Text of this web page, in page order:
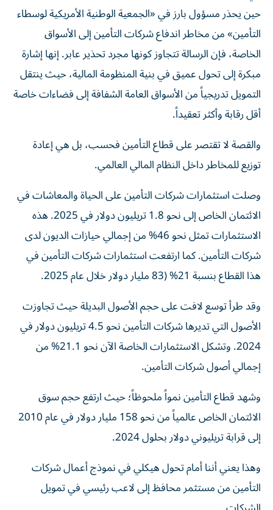
حين يحذر مسؤول بارز في «الجمعية الوطنية الأمريكية لوسطاء
التأمين» من مخاطر اندفاع شركات التأمين إلى الأسواق
الخاصة، فإن الرسالة تتجاوز كونها مجرد تحذير عابر. إنها إشارة
مبكرة إلى تحول عميق في بنية المنظومة المالية، حيث ينتقل
التمويل تدريجياً من الأسواق العامة الشفافة إلى فضاءات خاصة
أقل رقابة وأكثر تعقيداً.
والقصة لا تقتصر على قطاع التأمين فحسب، بل هي إعادة
توزيع للمخاطر داخل النظام المالي العالمي.
وصلت استثمارات شركات التأمين على الحياة والمعاشات في
الائتمان الخاص إلى نحو 1.8 تريليون دولار في 2025. هذه
الاستثمارات تمثل نحو 46% من إجمالي حيازات الديون لدى
شركات التأمين. كما ارتفعت استثمارات شركات التأمين في
هذا القطاع بنسبة 21% (83 مليار دولار خلال عام 2025.
وقد طرأ توسع لافت على حجم الأصول البديلة حيث تجاوزت
الأصول التي تديرها شركات التأمين نحو 4.5 تريليون دولار في
2024. وتشكل الاستثمارات الخاصة الآن نحو 21.1% من
إجمالي أصول شركات التأمين.
وشهد قطاع التأمين نمواً ملحوظاً؛ حيث ارتفع حجم سوق
الائتمان الخاص عالمياً من نحو 158 مليار دولار في عام 2010
إلى قرابة تريليوني دولار بحلول 2024.
وهذا يعني أننا أمام تحول هيكلي في نموذج أعمال شركات
التأمين من مستثمر محافظ إلى لاعب رئيسي في تمويل